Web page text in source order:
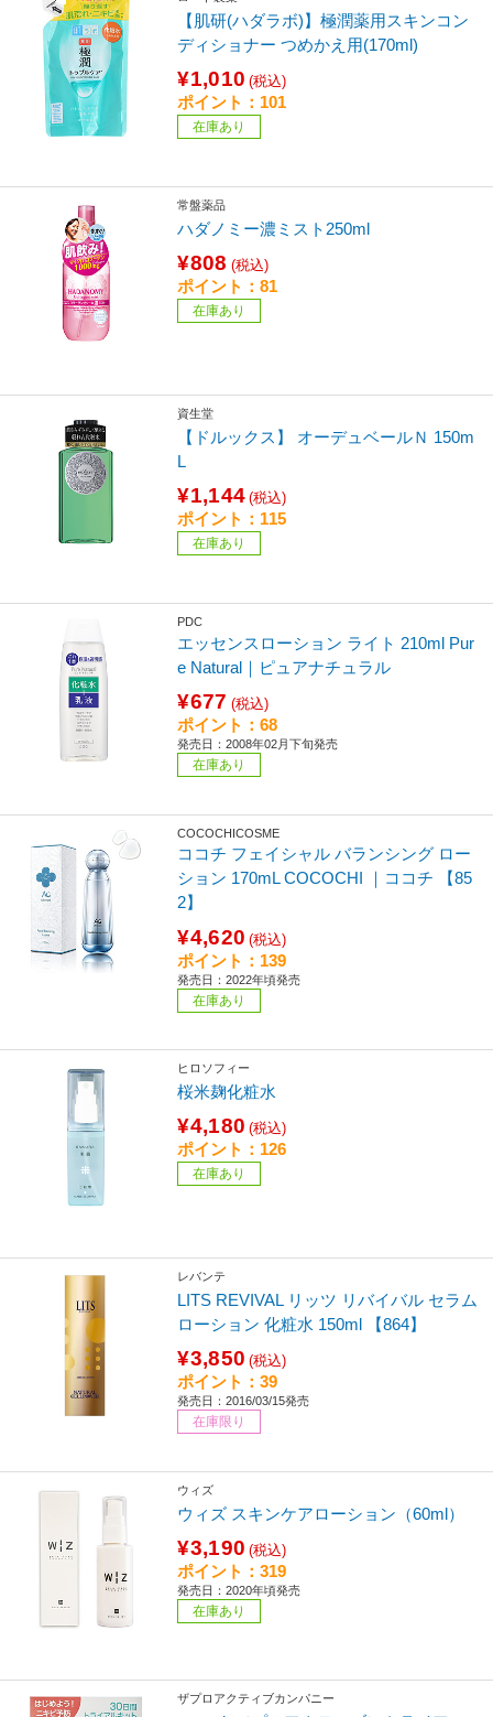
【肌研(ハダラボ)】極潤薬用スキンコン
ディショナー つめかえ用(170ml)
¥1,010 (税込)
ポイント：101
在庫あり
常盤薬品
ハダノミー濃ミスト250ml
¥808 (税込)
ポイント：81
在庫あり
資生堂
【ドルックス】 オーデュベールＮ 150m
L
¥1,144 (税込)
ポイント：115
在庫あり
PDC
エッセンスローション ライト 210ml Pur
e Natural｜ピュアナチュラル
¥677 (税込)
ポイント：68
発売日：2008年02月下旬発売
在庫あり
COCOCHICOSME
ココチ フェイシャル バランシング ロー
ション 170mL COCOCHI ｜ココチ 【85
2】
¥4,620 (税込)
ポイント：139
発売日：2022年頃発売
在庫あり
ヒロソフィー
桜米麹化粧水
¥4,180 (税込)
ポイント：126
在庫あり
レバンテ
LITS REVIVAL リッツ リバイバル セラム
ローション 化粧水 150ml 【864】
¥3,850 (税込)
ポイント：39
発売日：2016/03/15発売
在庫限り
ウィズ
ウィズ スキンケアローション（60ml）
¥3,190 (税込)
ポイント：319
発売日：2020年頃発売
在庫あり
ザプロアクティブカンパニー